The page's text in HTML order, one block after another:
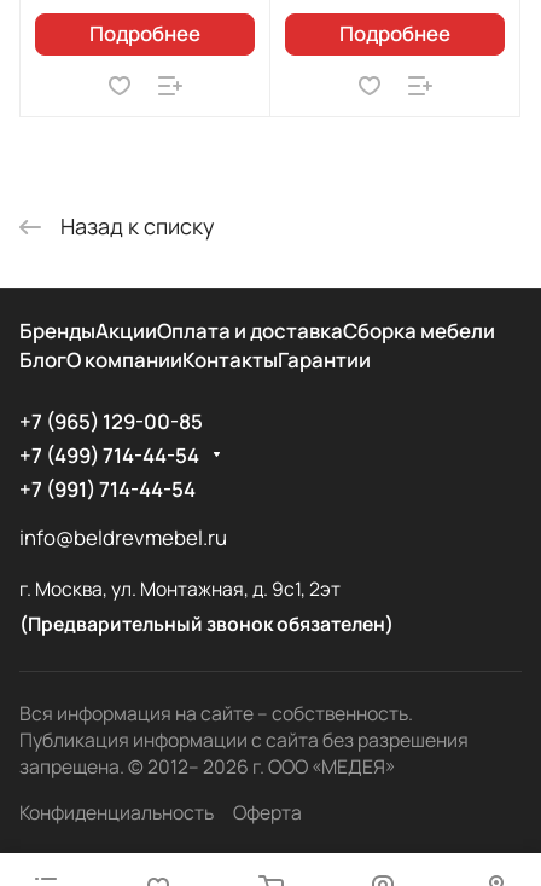
Подробнее Подробнее
Назад к списку
БрендыАкцииОплата и доставкаСборка мебели
БлогО компанииКонтактыГарантии
+7 (965) 129-00-85
+7 (499) 714-44-54
+7 (991) 714-44-54
info@beldrevmebel.ru
г. Москва, ул. Монтажная, д. 9с1, 2эт
(Предварительный звонок обязателен)
Вся информация на сайте – собственность.
Публикация информации с сайта без разрешения
запрещена. © 2012– 2026 г. ООО «МЕДЕЯ»
Конфиденциальность
Оферта